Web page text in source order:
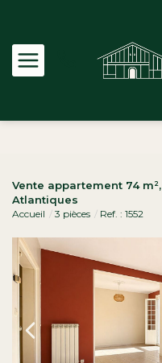
Louer
Estimer
Biens vendus
Notre Agence
Vente appartement 74
Atlantiques
Accueil 3 pièces Ref. : 1552